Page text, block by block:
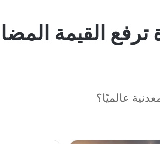
وتأثيره على اقتصاد التعدين.. 13 أداة
عالميًا؟